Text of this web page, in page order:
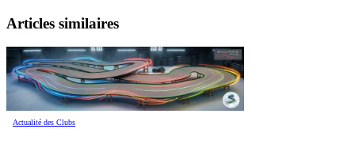
Articles similaires
Actualité des Clubs